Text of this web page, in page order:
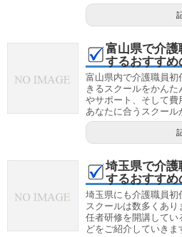
富山県で介
するおすすめ
富山県内で介護職員
きるスクールをかん
やサポート、そして費
あなたに合うスクール
埼玉県で介
するおすすめ
埼玉県にも介護職員初
スクールは数多くあ
任者研修を開講してい
どをご紹介していきま